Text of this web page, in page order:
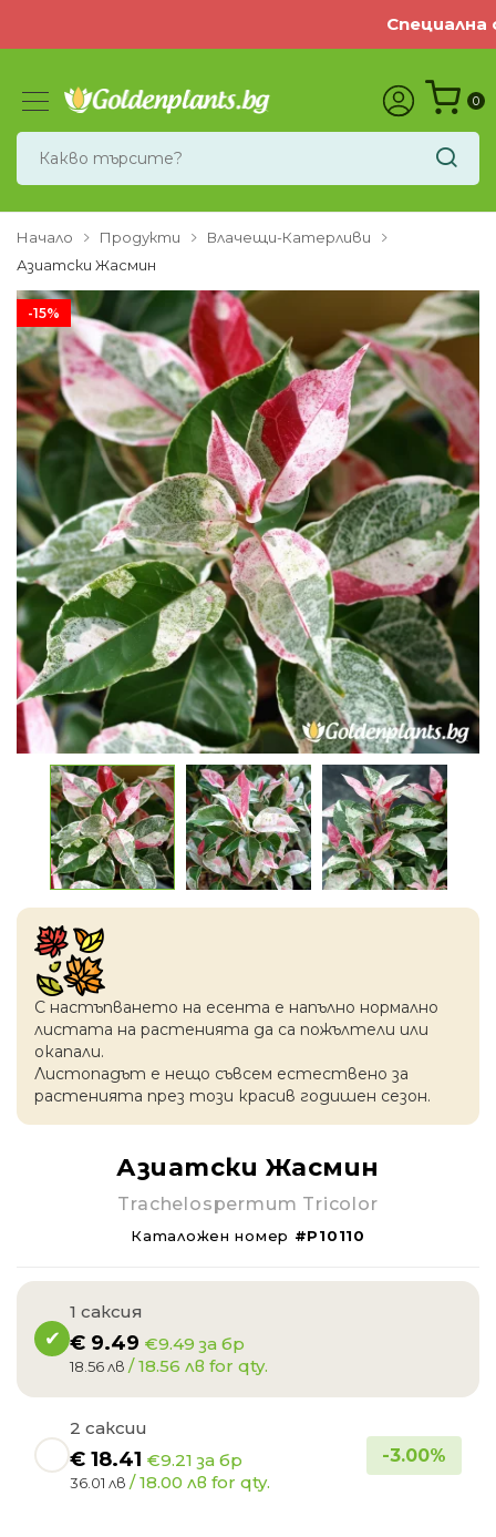
Специална
0
Начало Продукти
Влачещи-Катерливи
Азиатски Жасмин
-15%
С настъпването на есентa е напълно нормално
листата на растенията да са пожълтели или
окапaли.
Листопадът е нещо съвсем естествено за
растенията през този красив годишен сезон.
Азиатски Жасмин
Trachelospermum Tricolor
Каталожен номер #P10110
1 саксия
€ 9.49 €9.49 за бр
18.56 лв / 18.56 лв for qty.
2 саксии
€ 18.41 €9.21 за бр
36.01 лв / 18.00 лв for qty.
-3.00%